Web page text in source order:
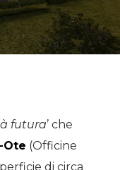
futura’ che
Ote (Officine
di circa